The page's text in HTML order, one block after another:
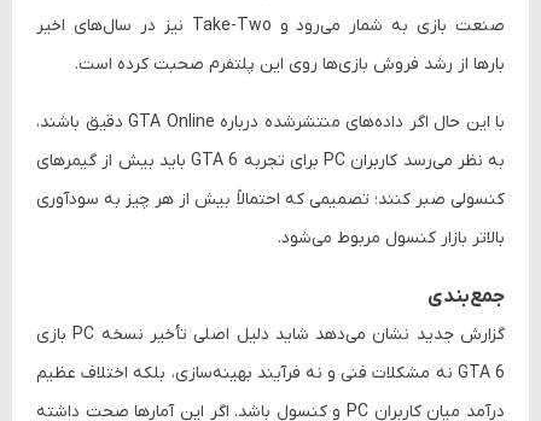
صنعت بازی به شمار می‌رود و Take-Two نیز در سال‌های اخیر
بارها از رشد فروش بازی‌ها روی این پلتفرم صحبت کرده است.
با این حال اگر داده‌های منتشرشده درباره GTA Online دقیق باشند،
به نظر می‌رسد کاربران PC برای تجربه GTA 6 باید بیش از گیمرهای
کنسولی صبر کنند؛ تصمیمی که احتمالاً بیش از هر چیز به سودآوری
بالاتر بازار کنسول مربوط می‌شود.
جمع‌بندی
گزارش جدید نشان می‌دهد شاید دلیل اصلی تأخیر نسخه PC بازی
GTA 6 نه مشکلات فنی و نه فرآیند بهینه‌سازی، بلکه اختلاف عظیم
درآمد میان کاربران PC و کنسول باشد. اگر این آمارها صحت داشته